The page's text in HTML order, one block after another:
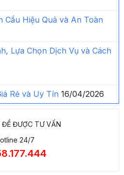
Cầu Hiệu Quả và An Toàn
Lựa Chọn Dịch Vụ và Cách
Rẻ và Uy Tín 16/04/2026
ĐỂ ĐƯỢC TƯ VẤN
24/7